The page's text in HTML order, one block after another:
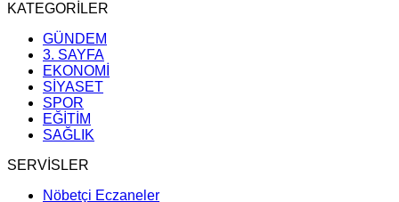
KATEGORİLER
GÜNDEM
3. SAYFA
EKONOMİ
SİYASET
SPOR
EĞİTİM
SAĞLIK
SERVİSLER
Nöbetçi Eczaneler